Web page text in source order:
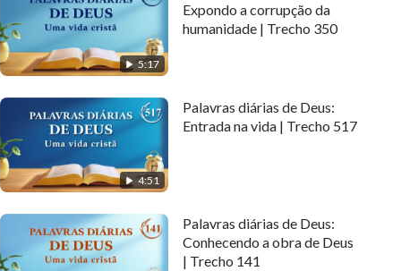
5:17
Expondo a corrupção da
humanidade | Trecho 350
4:51
Palavras diárias de Deus:
Entrada na vida | Trecho 517
Palavras diárias de Deus:
Conhecendo a obra de Deus
| Trecho 141